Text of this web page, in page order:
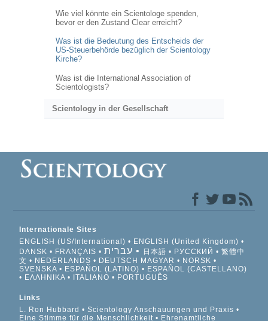
Wie viel könnte ein Scientologe spenden,
bevor er den Zustand Clear erreicht?
Was ist die Bedeutung des Entscheids der
US-Steuerbehörde bezüglich der Scientology
Kirche?
Was ist die International Association of
Scientologists?
Scientology in der Gesellschaft
Internationale Sites
ENGLISH (US/International)
ENGLISH (United Kingdom)
DANSK
FRANÇAIS עברית 日本語 РУССКИЙ
繁體中
文
NEDERLANDS DEUTSCH MAGYAR
NORSK
SVENSKA
ESPAÑOL (LATINO)
ESPAÑOL (CASTELLANO)
ΕΛΛΗΝΙΚA
ITALIANO PORTUGUÊS
Links
L. Ron Hubbard
Scientology Anschauungen und Praxis
Eine Stimme für die Menschlichkeit
Ehrenamtliche